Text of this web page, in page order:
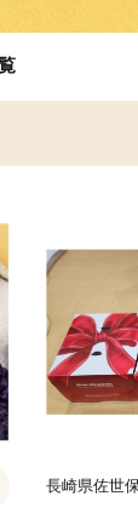
長崎県佐世